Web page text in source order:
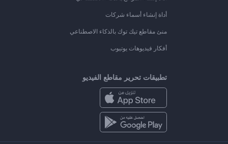
أداة إنشاء أسماء شركات
منئ مقاطع تيك توك بالذكاء الاصطناعي
أفكار فيديوهات يوتيوب
تطبيقات تحرير مقاطع الفيديو